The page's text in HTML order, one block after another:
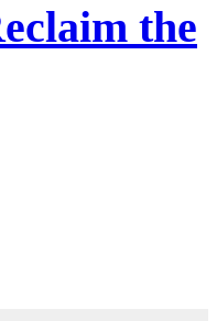
the